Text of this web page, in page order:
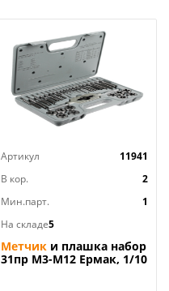
Артикул
11941
В кор.
2
Мин.парт.
1
На складе5
Метчик и плашка набор
31пр М3-М12 Ермак, 1/10